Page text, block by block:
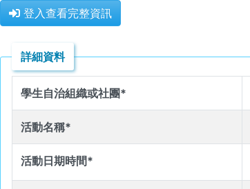
登入查看完整資訊
詳細資料
學生自治組織或社團*
活動名稱*
活動日期時間*